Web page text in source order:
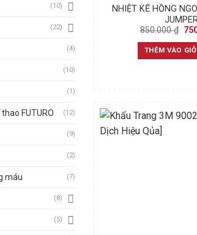
(10)
(22)
(4)
(10)
(1)
FUTURO (12)
(9)
(2)
máu (7)
(8)
(5)
NHIỆT KẾ HỒNG
850.000₫
THÊM VÀO